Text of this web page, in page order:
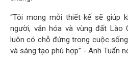
“Tôi mong mỗi thiết kế sẽ giúp
người, văn hóa và vùng đất Lào
luôn có chỗ đứng trong cuộc
và sáng tạo phù hợp” - Anh Tuấn